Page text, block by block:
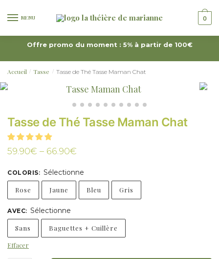
MENU 0
Offre promo du moment : 5% à partir de 100€
Accueil / Tasse / Tasse de Thé Tasse Maman Chat
Tasse de Thé Tasse Maman Chat
59.90€ – 66.90€
COLORIS: Sélectionne
Rose Jaune Bleu Gris
AVEC: Sélectionne
Sans Baguettes + Cuillère
Effacer